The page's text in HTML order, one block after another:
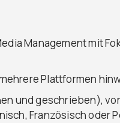
Management mit
Plattformen
und geschrieben),
Französisch oder